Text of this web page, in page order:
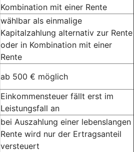
Kombination mit einer Rente
wählbar als einmalige
Kapitalzahlung alternativ zur Rente
oder in Kombination mit einer
Rente
ab 500 € möglich
Einkommensteuer fällt erst im
Leistungsfall an
bei Auszahlung einer lebenslangen
Rente wird nur der Ertragsanteil
versteuert